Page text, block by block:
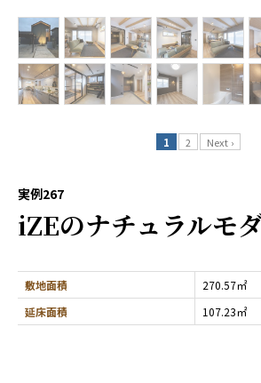
実例267
iZEのナチュラルモ
敷地面積
270.57㎡
延床面積
107.23㎡
1 2 Next ›